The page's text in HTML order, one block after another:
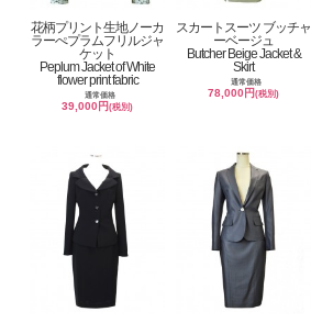
花柄プリント生地ノーカ
ラーぺプラムフリルジャ
ケット
Peplum Jacket of White
flower print fabric
通常価格
39,000円(税別)
スカートスーツ ブッチャ
ーベージュ
Butcher Beige Jacket &
Skirt
通常価格
78,000円(税別)